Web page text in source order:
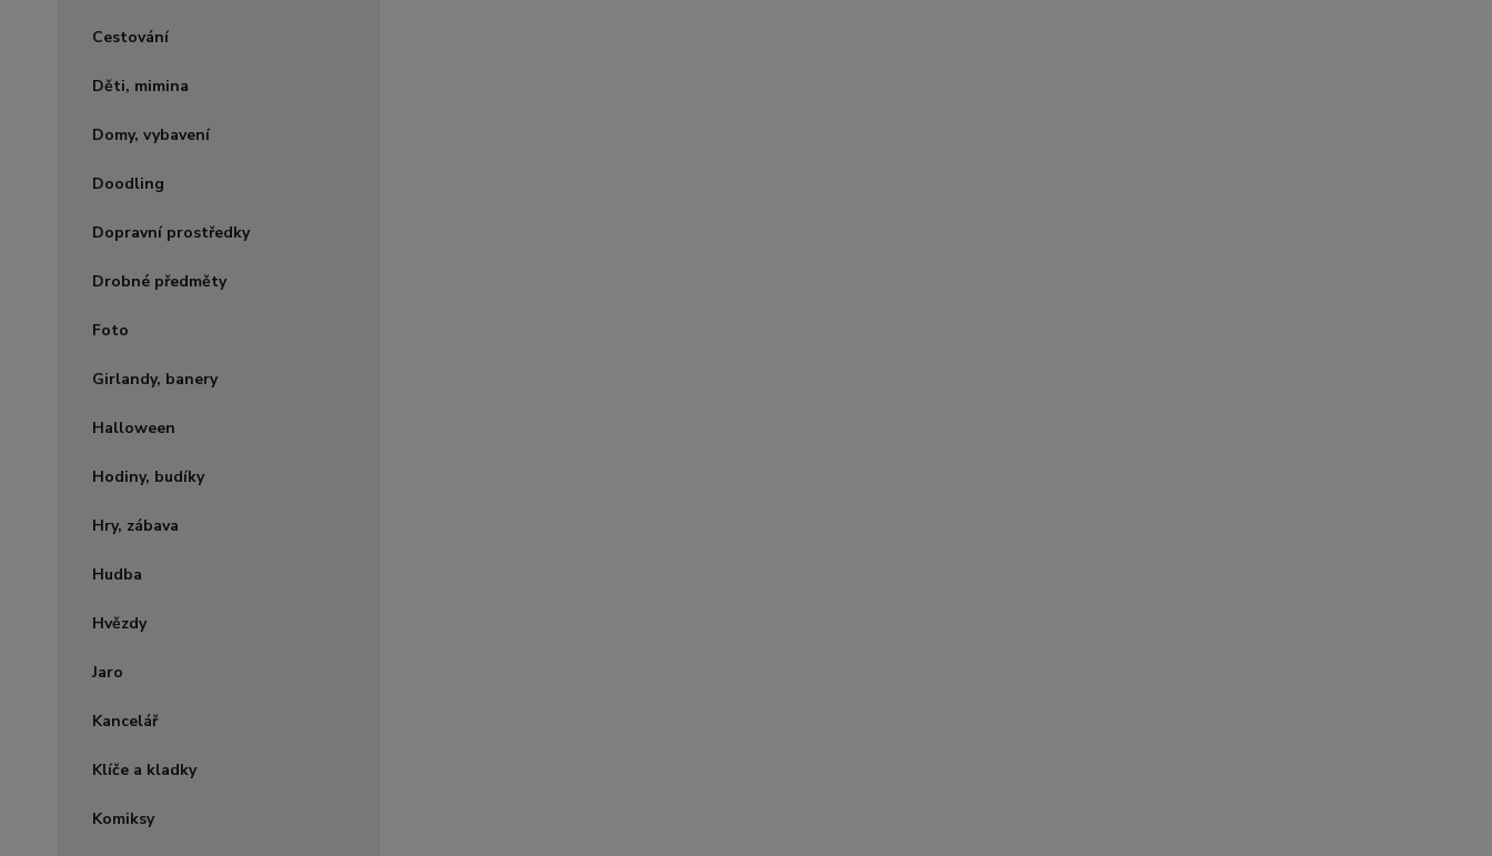
Cestování
Děti, mimina
Domy, vybavení
Doodling
Dopravní prostředky
Drobné předměty
Foto
Girlandy, banery
Halloween
Hodiny, budíky
Hry, zábava
Hudba
Hvězdy
Jaro
Kancelář
Klíče a kladky
Komiksy